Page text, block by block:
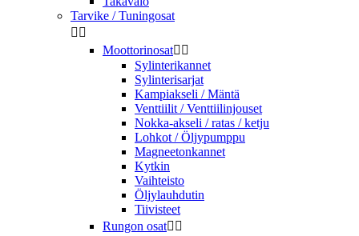
Tarvike / Tuningosat
 
Moottorinosat 
Sylinterikannet
Sylinterisarjat
Kampiakseli / Mäntä
Venttiilit / Venttiilinjouset
Nokka-akseli / ratas / ketju
Lohkot / Öljypumppu
Magneetonkannet
Kytkin
Vaihteisto
Öljylauhdutin
Tiivisteet
Rungon osat 